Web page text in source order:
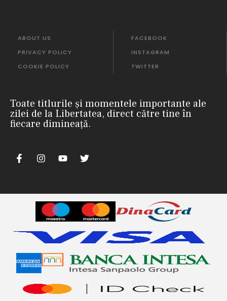
ABOUT US
PRIVACY POLICY
COOKIE POLICY
FACEBOOK
INSTAGRAM
TWITTER
Toate titlurile și momentele importante ale
zilei de la Libertatea, direct către tine în
fiecare dimineață.